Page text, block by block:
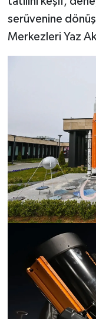
serüvenine
Merkezleri Yaz